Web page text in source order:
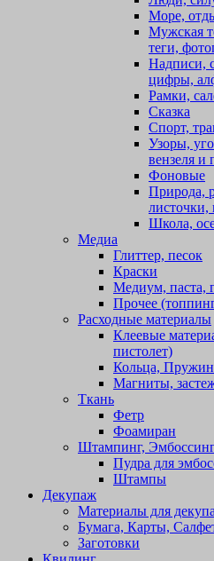
Море,
Мужская
теги,
Надписи,
цифры,
Рамки,
Сказка
Спорт,
Узоры,
вензеля и
Фоновые
Природа,
листочки,
Школа,
Медиа
Глиттер, песок
Краски
Медиум, паста,
Прочее
Расходные материалы
Клеевые
пистолет)
Кольца,
Магниты,
Ткань
Фетр
Фоамиран
Штампинг,
Пудра для
Штампы
Декупаж
Материалы для
Бумага, Карты,
Заготовки